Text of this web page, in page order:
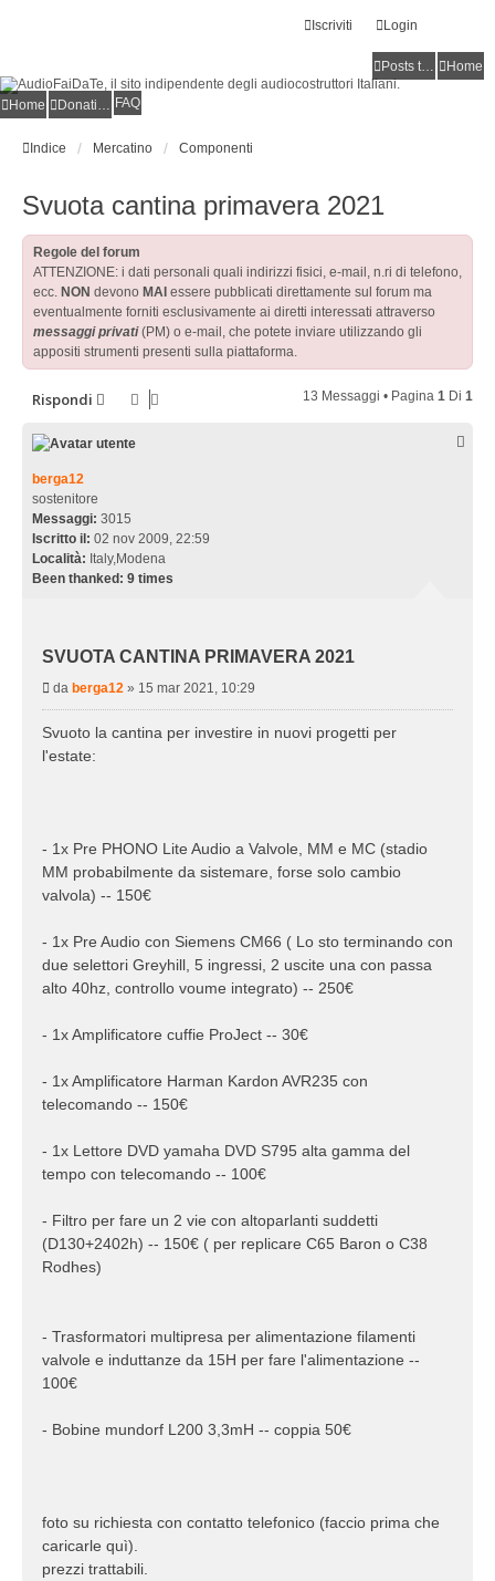
Login
Iscriviti
Posts toplist Home
Home Donations FAQ
Indice Mercatino Componenti
Svuota cantina primavera 2021
Regole del forum
ATTENZIONE: i dati personali quali indirizzi fisici, e-mail, n.ri di telefono,
ecc. NON devono MAI essere pubblicati direttamente sul forum ma
eventualmente forniti esclusivamente ai diretti interessati attraverso
messaggi privati(PM) o e-mail, che potete inviare utilizzando gli
appositi strumenti presenti sulla piattaforma.
Rispondi 13 Messaggi • Pagina 1 Di 1
berga12
sostenitore
Messaggi: 3015
Iscritto il: 02 nov 2009, 22:59
Località: Italy,Modena
Been thanked: 9 times
SVUOTA CANTINA PRIMAVERA 2021
M
e
s
a
o
da berga12 » 15 mar 2021, 10:29
Svuoto la cantina per investire in nuovi progetti per
l'estate:
- 1x Pre PHONO Lite Audio a Valvole, MM e MC (stadio
MM probabilmente da sistemare, forse solo cambio
valvola) -- 150€
- 1x Pre Audio con Siemens CM66 ( Lo sto terminando con
due selettori Greyhill, 5 ingressi, 2 uscite una con passa
alto 40hz, controllo voume integrato) -- 250€
- 1x Amplificatore cuffie ProJect -- 30€
- 1x Amplificatore Harman Kardon AVR235 con
telecomando -- 150€
- 1x Lettore DVD yamaha DVD S795 alta gamma del
tempo con telecomando -- 100€
- Filtro per fare un 2 vie con altoparlanti suddetti
(D130+2402h) -- 150€ ( per replicare C65 Baron o C38
Rodhes)
- Trasformatori multipresa per alimentazione filamenti
valvole e induttanze da 15H per fare l'alimentazione --
100€
- Bobine mundorf L200 3,3mH -- coppia 50€
foto su richiesta con contatto telefonico (faccio prima che
caricarle quì).
prezzi trattabili.